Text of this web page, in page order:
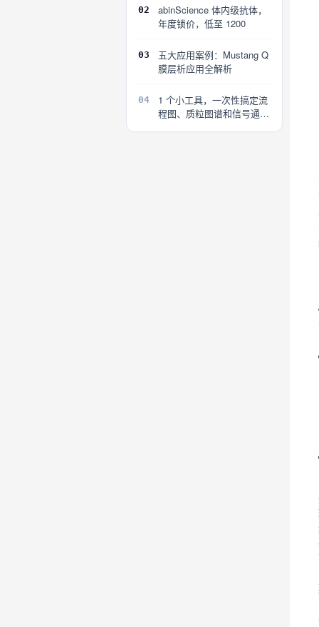
02
abinScience 体内级抗体，
年度锁价，低至 1200
03
五大应用案例：Mustang Q
膜层析应用全解析
04
1 个小工具，一次性搞定流
程图、质粒图谱和信号通路